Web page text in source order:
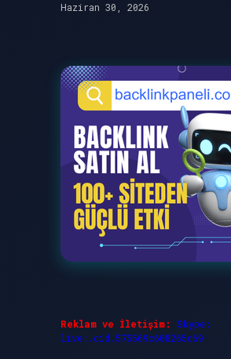
Haziran 30, 2026
Reklam ve İletişim:
Skype:
live:.cid.575569c608265c69